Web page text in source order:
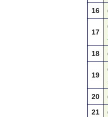
16
17
18
19
20
21